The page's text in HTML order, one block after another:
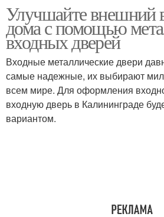
Металлическая дверь
Требования к
энергоэффективным
дверям
Улучшайте внешний
дома с помощью
входных дверей
Входные металлические двери
самые надежные, их выбирают
всем мире. Для оформления
входную дверь в Калининграде
вариантом.